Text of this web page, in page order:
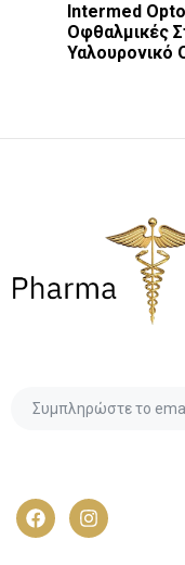
Intermed
Οφθαλμικές
Υαλουρονικό